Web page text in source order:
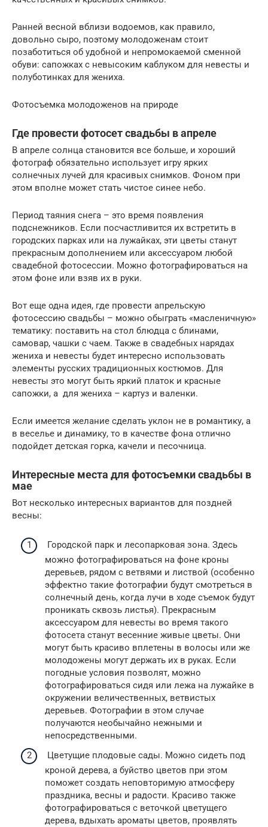
Ранней весной вблизи водоемов, как правило,
довольно сыро, поэтому молодоженам стоит
позаботиться об удобной и непромокаемой сменной
обуви: сапожках с невысоким каблуком для невесты и
полуботинках для жениха.
Фотосъемка молодоженов на природе
Где провести фотосет свадьбы в апреле
В апреле солнца становится все больше, и хороший
фотограф обязательно использует игру ярких
солнечных лучей для красивых снимков. Фоном при
этом вполне может стать чистое синее небо.
Период таяния снега – это время появления
подснежников. Если посчастливится их встретить в
городских парках или на лужайках, эти цветы станут
прекрасным дополнением или аксессуаром любой
свадебной фотосессии. Можно фотографироваться на
этом фоне или взяв их в руки.
Вот еще одна идея, где провести апрельскую
фотосессию свадьбы – можно обыграть «масленичную»
тематику: поставить на стол блюдца с блинами,
самовар, чашки с чаем. Также в свадебных нарядах
жениха и невесты будет интересно использовать
элементы русских традиционных костюмов. Для
невесты это могут быть яркий платок и красные
сапожки, а для жениха – картуз и валенки.
Если имеется желание сделать уклон не в романтику, а
в веселье и динамику, то в качестве фона отлично
подойдет детская горка, качели и песочница.
Интересные места для фотосъемки свадьбы в
мае
Вот несколько интересных вариантов для поздней
весны:
Городской парк и лесопарковая зона. Здесь
можно фотографироваться на фоне кроны
деревьев, рядом с ветвями и листвой (особенно
эффектно такие фотографии будут смотреться в
солнечный день, когда лучи в ходе съемок будут
проникать сквозь листья). Прекрасным
аксессуаром для невесты во время такого
фотосета станут весенние живые цветы. Они
могут быть красиво вплетены в волосы или же
молодожены могут держать их в руках. Если
погодные условия позволят, можно
фотографироваться сидя или лежа на лужайке в
окружении величественных, ветвистых
деревьев. Фотографии в этом случае
получаются необычайно нежными и
непосредственными.
Цветущие плодовые сады. Можно сидеть под
кроной дерева, а буйство цветов при этом
поможет создать неповторимую атмосферу
праздника, весны и радости. Красиво также
фотографироваться с веточкой цветущего
дерева, вдыхать ароматы цветов, проявлять